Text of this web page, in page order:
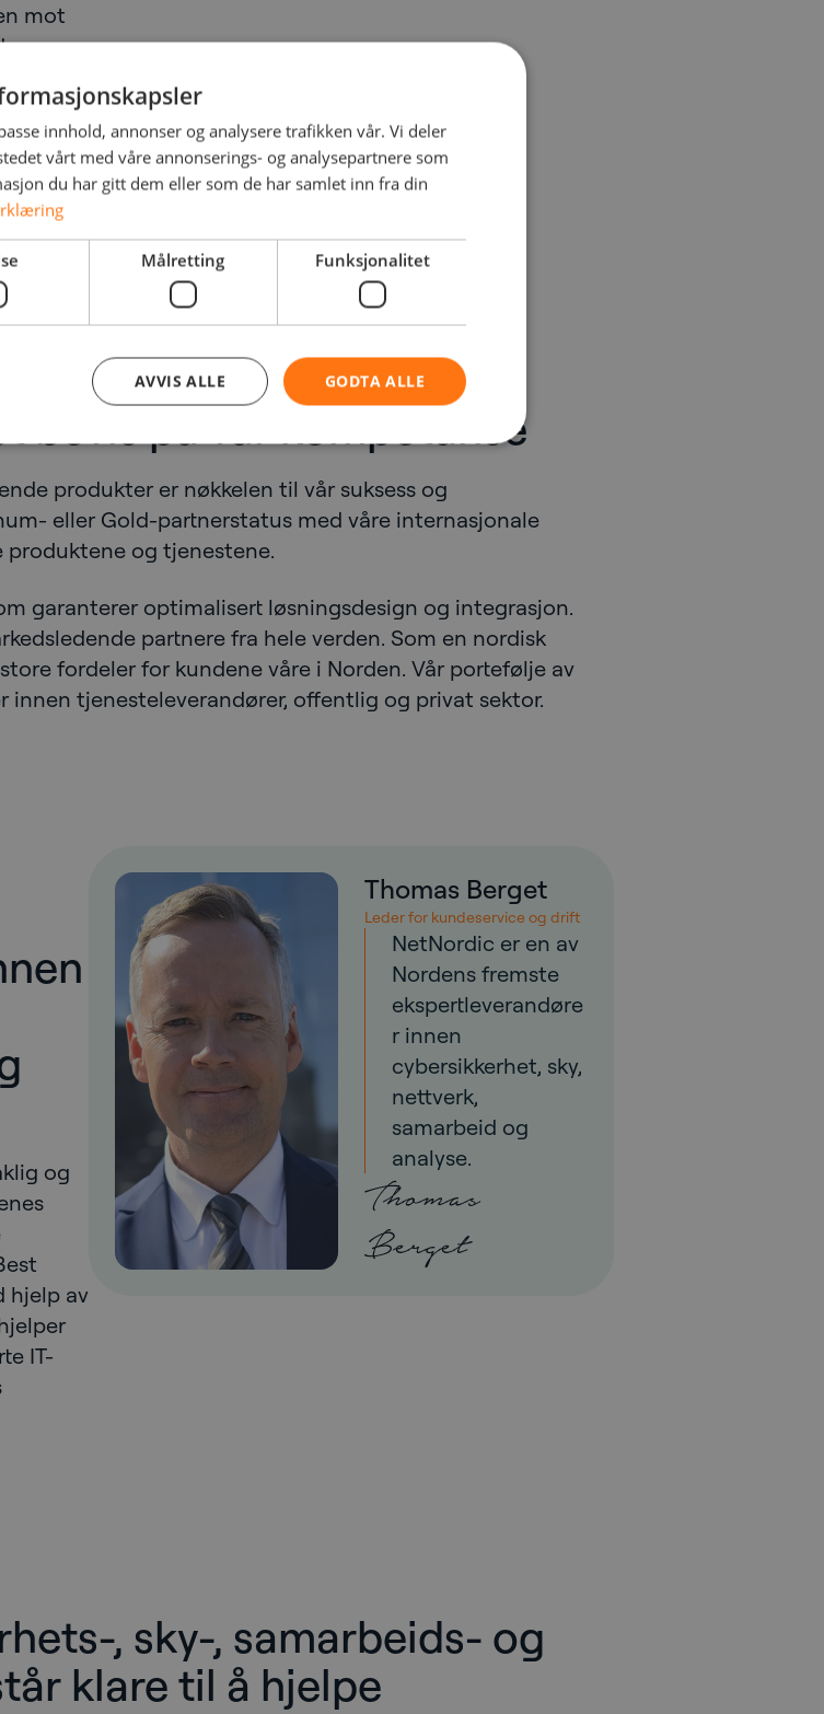
mot
et
bevis på vår kompetanse
produkter er nøkkelen til vår suksess og
eller Gold-partnerstatus med våre internasjonale
og tjenestene.
garanterer optimalisert løsningsdesign og integrasjon.
partnere fra hele verden. Som en nordisk
fordeler for kundene våre i Norden. Vår portefølje av
innen tjenesteleverandører, offentlig og privat sektor.
og
hjelp av
IT-
Thomas Berget
Leder for kundeservice og drift
NetNordic er en av
Nordens fremste
ekspertleverandøre
r innen
cybersikkerhet, sky,
nettverk,
samarbeid og
analyse.
Thomas
Berget
, sky-, samarbeids- og
klare til å hjelpe
innhold, annonser og analysere trafikken vår. Vi deler
vårt med våre annonserings- og analysepartnere som
du har gitt dem eller som de har samlet inn fra din
Målretting Funksjonalitet
GODTA ALLE
AVVIS ALLE